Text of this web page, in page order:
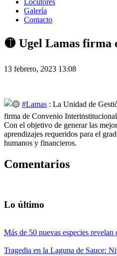
Locutores
Galería
Contacto
🟡 Ugel Lamas firma
13 febrero, 2023 13:08
#Lamas : La Unidad de
firma de Convenio
Con el objetivo de generar las
aprendizajes requeridos para el
humanos y financieros.
Comentarios
Lo último
Más de 50 nuevas especies
Tragedia en la Laguna de Sauce: